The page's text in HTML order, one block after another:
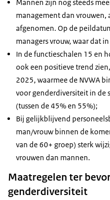
Mannen zijn nog steeds
management dan vrouwen,
afgenomen. Op de
managers vrouw, waar dat
In de functieschalen 15 en
ook een positieve trend
2025, waarmee de NVWA
voor genderdiversiteit in de
(tussen de 45% en 55%);
Bij gelijkblijvend
man/vrouw binnen de
van de 60+ groep) sterk
vrouwen dan mannen.
Maatregelen ter
genderdiversiteit